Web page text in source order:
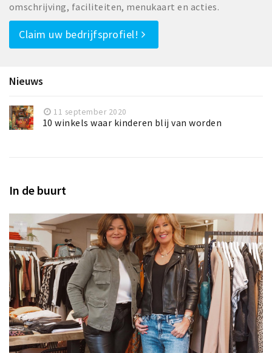
omschrijving, faciliteiten, menukaart en acties.
Claim uw bedrijfsprofiel!
Nieuws
11 september 2020
10 winkels waar kinderen blij van worden
In de buurt